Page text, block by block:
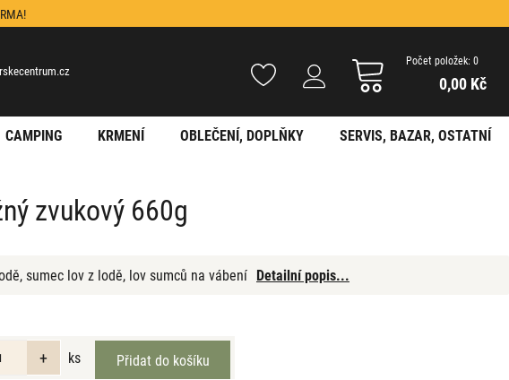
Počet položek: 0
0,00 Kč
CAMPING KRMENÍ OBLEČENÍ, DOPLŇKY SERVIS, BAZAR, OSTATNÍ
zvukový 660g
sumec lov z lodě, lov sumců na vábení Detailní popis...
ks